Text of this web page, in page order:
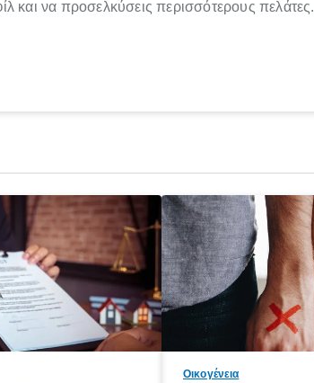
και να προσελκύσεις περισσότερους πελάτες.
Οικογένεια